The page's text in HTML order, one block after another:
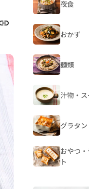
夜食
おかず
麺類
汁物・
グラタ
おやつ
ト